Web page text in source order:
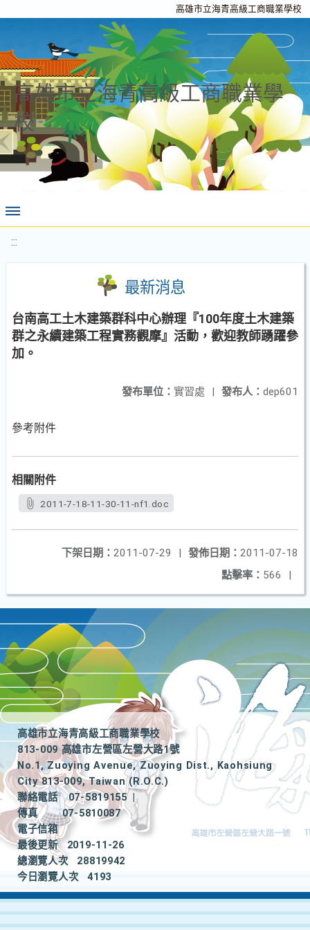
高雄市立海青高級工商職業學校
高雄市立海青高級工商職業學
校
:::
最新消息
台南高工土木建築群科中心辦理『100年度土木建築
群之永續建築工程實務觀摩』活動，歡迎教師踴躍參
加。
發布人： dep601
發布單位： 實習處 |
參考附件
相關附件
2011-7-18-11-30-11-nf1.doc
發佈日期： 2011-07-18
下架日期： 2011-07-29
|
點擊率： 566 |
高雄市立海青高級工商職業學校
813-009 高雄市左營區左營大路1號
No.1, Zuoying Avenue, Zuoying Dist., Kaohsiung
City 813-009, Taiwan (R.O.C.)
聯絡電話
07-5819155
|
傳真
07-5810087
電子信箱
最後更新
2019-11-26
總瀏覽人次
28819942
今日瀏覽人次
4193